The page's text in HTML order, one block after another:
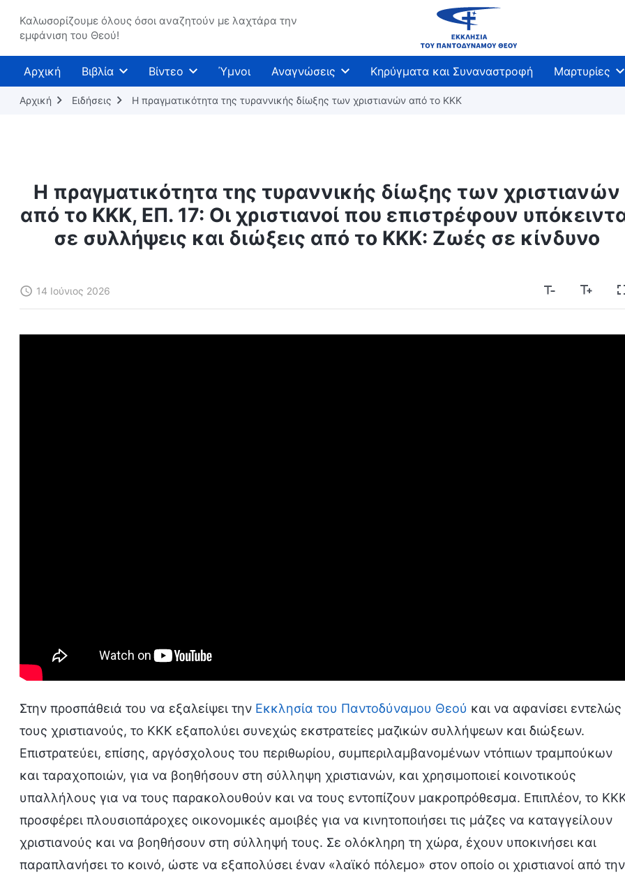
Καλωσορίζουμε όλους όσοι αναζητούν με λαχτάρα την
εμφάνιση του Θεού!
Αρχική Βιβλία Βίντεο Ύμνοι Αναγνώσεις Κηρύγματα και Συναναστροφή Μαρτυρίες
Αρχική Ειδήσεις Η πραγματικότητα της τυραννικής δίωξης των χριστιανών από το ΚΚΚ
Η πραγματικότητα της τυραννικής δίωξης των χριστιανών
από το ΚΚΚ, ΕΠ. 17: Οι χριστιανοί που επιστρέφουν
σε συλλήψεις και διώξεις από το ΚΚΚ: Ζωές σε κίνδυνο
14 Ιούνιος 2026
Στην προσπάθειά του να εξαλείψει την Εκκλησία του Παντοδύναμου Θεού και να αφανίσει εντελώς
τους χριστιανούς, το ΚΚΚ εξαπολύει συνεχώς εκστρατείες μαζικών συλλήψεων και διώξεων.
Επιστρατεύει, επίσης, αργόσχολους του περιθωρίου, συμπεριλαμβανομένων ντόπιων τραμπούκων
και ταραχοποιών, για να βοηθήσουν στη σύλληψη χριστιανών, και χρησιμοποιεί κοινοτικούς
υπαλλήλους για να τους παρακολουθούν και να τους εντοπίζουν μακροπρόθεσμα. Επιπλέον, το
προσφέρει πλουσιοπάροχες οικονομικές αμοιβές για να κινητοποιήσει τις μάζες να καταγγείλουν
χριστιανούς και να βοηθήσουν στη σύλληψή τους. Σε ολόκληρη τη χώρα, έχουν υποκινήσει και
παραπλανήσει το κοινό, ώστε να εξαπολύσει έναν «λαϊκό πόλεμο» στον οποίο οι χριστιανοί από την